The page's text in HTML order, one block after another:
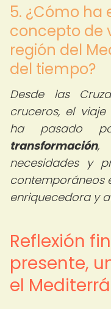
5. ¿Cómo ha
concepto de
región del
del tiempo?
Desde las
cruceros, el
ha pasado
transformación,
necesidades y
contemporáneos
enriquecedora y
Reflexión
presente,
el